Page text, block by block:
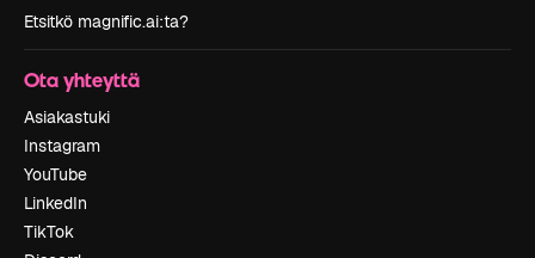
Etsitkö magnific.ai:ta?
Ota yhteyttä
Asiakastuki
Instagram
YouTube
LinkedIn
TikTok